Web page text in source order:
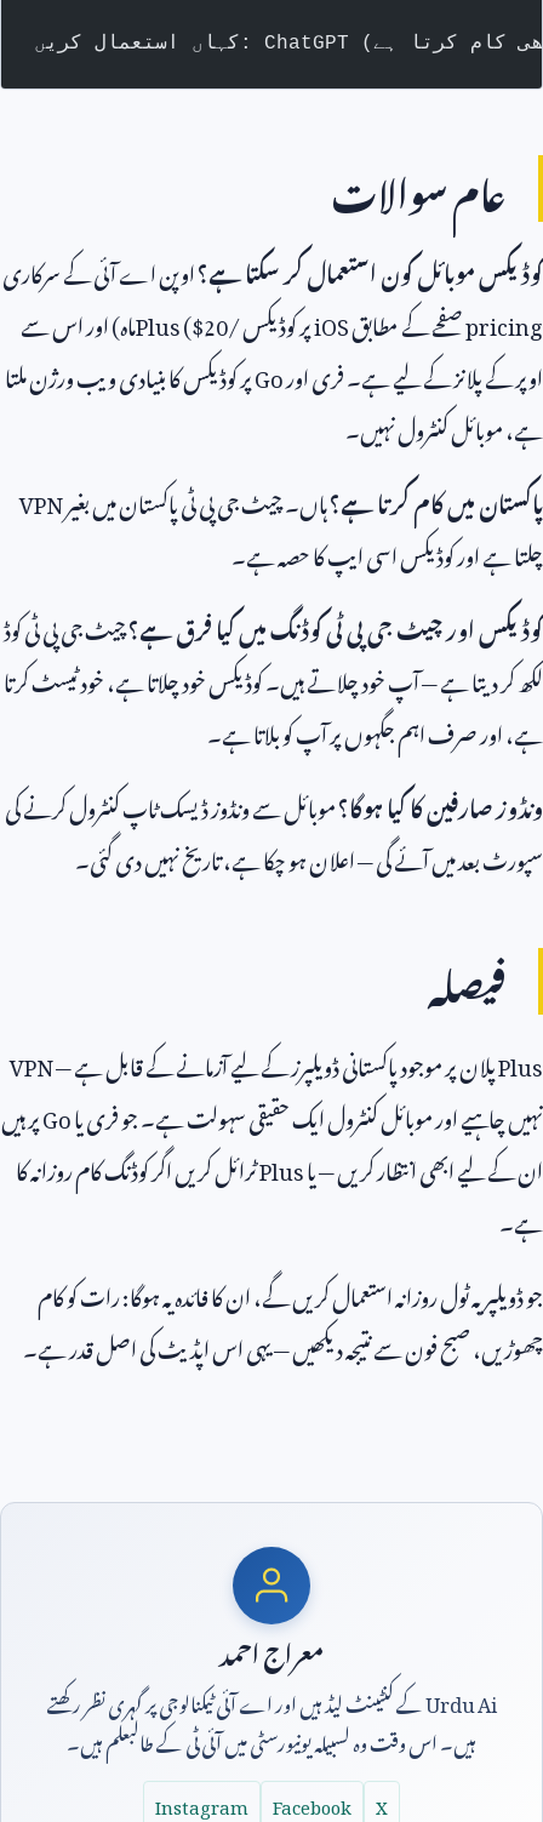
عام سوالات
کوڈیکس موبائل کون استعمال کر سکتا ہے؟اوپن اے آئی کے سرکاری
pricingصفحے کے مطابقiOSپر کوڈیکسPlus ($20/ماہ) اور اس سے
اوپر کے پلانز کے لیے ہے۔ فری اورGoپر کوڈیکس کا بنیادی ویب ورژن ملتا
ہے، موبائل کنٹرول نہیں۔
پاکستان میں کام کرتا ہے؟ہاں۔ چیٹ جی پی ٹی پاکستان میں بغیرVPN
چلتا ہے اور کوڈیکس اسی ایپ کا حصہ ہے۔
کوڈیکس اور چیٹ جی پی ٹی کوڈنگ میں کیا فرق ہے؟چیٹ جی پی ٹی کوڈ
لکھ کر دیتا ہے — آپ خود چلاتے ہیں۔ کوڈیکس خود چلاتا ہے، خود ٹیسٹ کرتا
ہے، اور صرف اہم جگہوں پر آپ کو بلاتا ہے۔
ونڈوز صارفین کا کیا ہوگا؟موبائل سے ونڈوز ڈیسک ٹاپ کنٹرول کرنے کی
سپورٹ بعد میں آئے گی — اعلان ہو چکا ہے، تاریخ نہیں دی گئی۔
فیصلہ
Plusپلان پر موجود پاکستانی ڈویلپرز کے لیے آزمانے کے قابل ہے —VPN
نہیں چاہیے اور موبائل کنٹرول ایک حقیقی سہولت ہے۔ جو فری یاGoپر ہیں
ان کے لیے ابھی انتظار کریں — یاPlusٹرائل کریں اگر کوڈنگ کام روزانہ کا
ہے۔
جو ڈویلپر یہ ٹول روزانہ استعمال کریں گے، ان کا فائدہ یہ ہوگا: رات کو کام
چھوڑیں، صبح فون سے نتیجہ دیکھیں — یہی اس اپڈیٹ کی اصل قدر ہے۔
معراج احمد
Urdu Aiکے کنٹینٹ لیڈ ہیں اور اے آئی ٹیکنالوجی پر گہری نظر رکھتے
ہیں۔ اس وقت وہ لسبیلہ یونیورسٹی میں آئی ٹی کے طالبعلم ہیں۔
X
Facebook
Instagram